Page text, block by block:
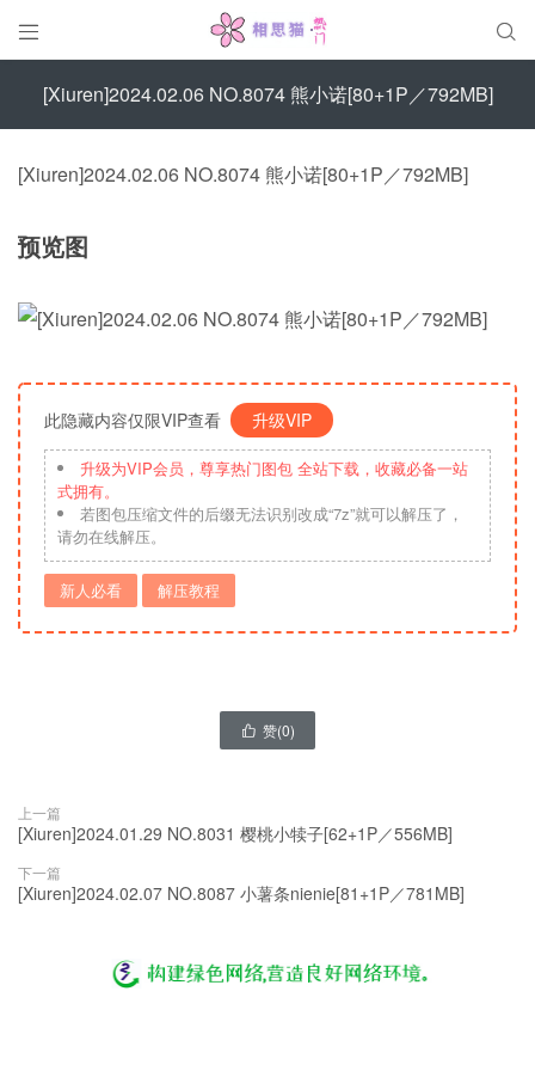
 
[Xiuren]2024.02.06 NO.8074 熊小诺[80+1P／792MB]
[Xiuren]2024.02.06 NO.8074 熊小诺[80+1P／792MB]
预览图
此隐藏内容仅限VIP查看 升级VIP
升级为VIP会员，尊享热门图包 全站下载，收藏必备一站
式拥有。
若图包压缩文件的后缀无法识别改成“7z”就可以解压了，
请勿在线解压。
新人必看 解压教程
 赞(0)
上一篇
[Xiuren]2024.01.29 NO.8031 樱桃小犊子[62+1P／556MB]
下一篇
[Xiuren]2024.02.07 NO.8087 小薯条nienie[81+1P／781MB]